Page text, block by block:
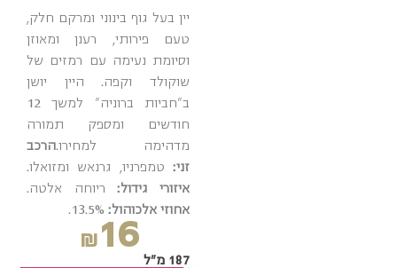
יין בעל גוף בינוני ומרקם חלק,
טעם פירותי, רענן ומאוזן
וסיומת נעימה עם רמזים של
שוקולד וקפה. היין יושן
ב"חביות ברוניה" למשך 12
חודשים ומספק תמורה
מדהימה למחירו.הרכב
זני: טמפרניו, גרנאש ומזואלו.
איזורי גידול:
ריוחה אלטה.
אחוזי אלכוהול:13.5%.
₪16
187 מ"ל